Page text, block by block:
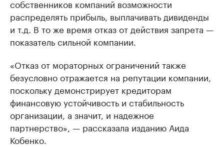
собственников компаний возможности
распределять прибыль, выплачивать дивиденды
и т.д. В то же время отказ от действия запрета —
показатель сильной компании.
«Отказ от мораторных ограничений также
безусловно отражается на репутации компании,
поскольку демонстрирует кредиторам
финансовую устойчивость и стабильность
организации, а значит, и надежное
партнерство», — рассказала изданию Аида
Кобенко.